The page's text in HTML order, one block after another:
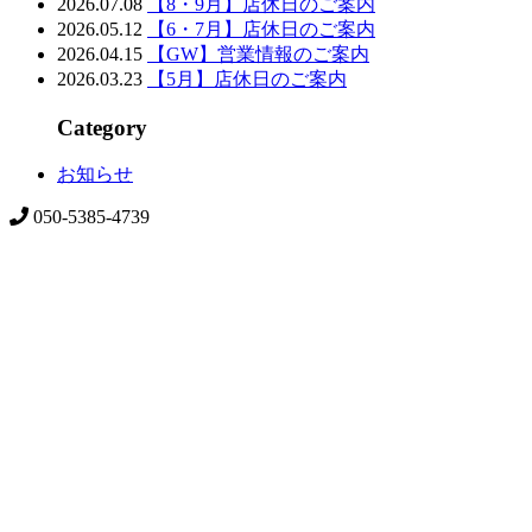
2026.05.12
【6・7月】店休日のご案内
2026.04.15
【GW】営業情報のご案内
2026.03.23
【5月】店休日のご案内
Category
お知らせ
050-5385-4739